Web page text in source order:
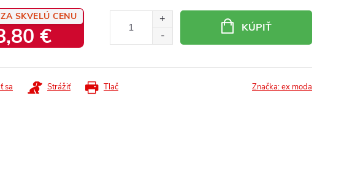
SKVELÚ CENU
€ KÚPIŤ
Tlač
sa Strážiť Značka:ex moda